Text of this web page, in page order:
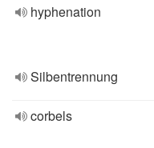
hyphenation
Silbentrennung
corbels